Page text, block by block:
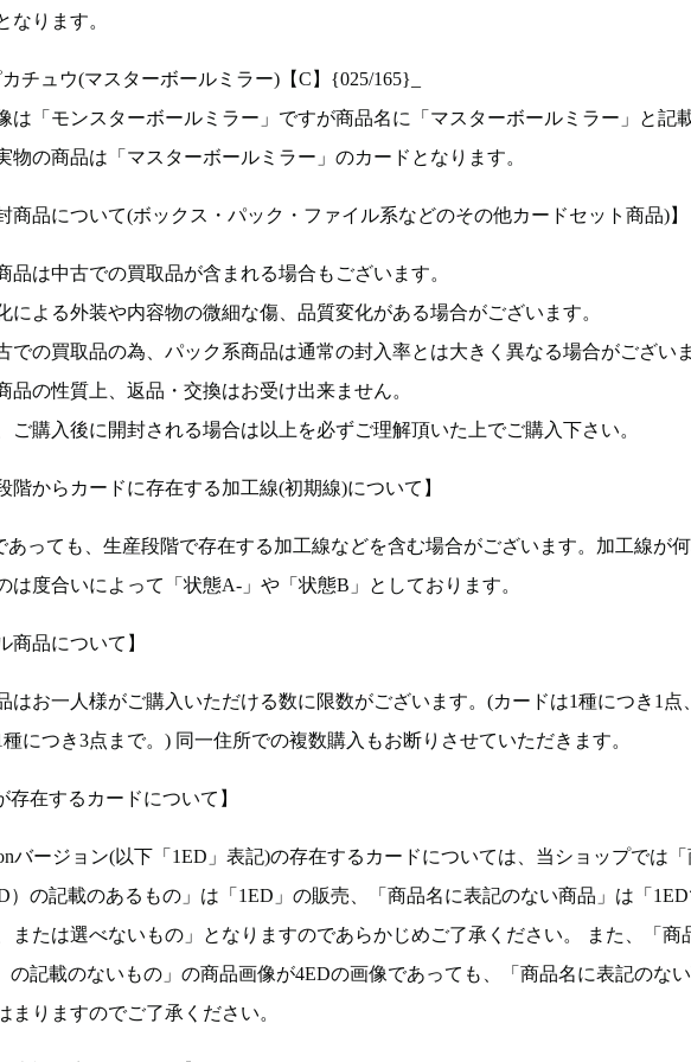
なります。
チュウ(マスターボールミラー)【C】{025/165}_
は「モンスターボールミラー」ですが商品名に「マスターボールミラー」と記
物の商品は「マスターボールミラー」のカードとなります。
商品について(ボックス・パック・ファイル系などのその他カードセット商品)】
品は中古での買取品が含まれる場合もございます。
による外装や内容物の微細な傷、品質変化がある場合がございます。
での買取品の為、パック系商品は通常の封入率とは大きく異なる場合がございま
品の性質上、返品・交換はお受け出来ません。
ご購入後に開封される場合は以上を必ずご理解頂いた上でご購入下さい。
階からカードに存在する加工線(初期線)について】
あっても、生産段階で存在する加工線などを含む場合がございます。加工線が何
は度合いによって「状態A-」や「状態B」としております。
商品について】
はお一人様がご購入いただける数に限数がございます。(カードは1種につき1点
につき3点まで。) 同一住所での複数購入もお断りさせていただきます。
存在するカードについて】
バージョン(以下「1ED」表記)の存在するカードについては、当ショップでは「
）の記載のあるもの」は「1ED」の販売、「商品名に表記のない商品」は「
または選べないもの」となりますのであらかじめご了承ください。 また、「商
の記載のないもの」の商品画像が4EDの画像であっても、「商品名に表記のない
まりますのでご了承ください。